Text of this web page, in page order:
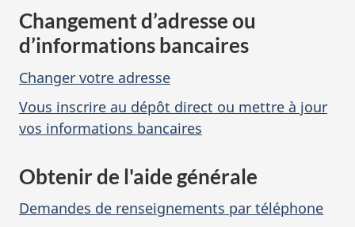
a
d
a
Changement d’adresse ou
d’informations bancaires
Changer votre adresse
Vous inscrire au dépôt direct ou mettre à jour
vos informations bancaires
Obtenir de l'aide générale
Demandes de renseignements par téléphone